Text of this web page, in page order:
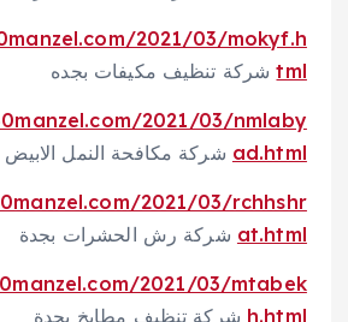
2021/03/mokyf.h
tmlشركة تنظيف مكيفات بجده
2021/03/nmlaby
ad.html شركة مكافحة النمل الابيض
2021/03/rchhshr
at.html شركة رش الحشرات بجدة
2021/03/mtabek
h.html شركة تنظيف مطابخ بجدة